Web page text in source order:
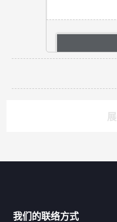
我们的联络方式